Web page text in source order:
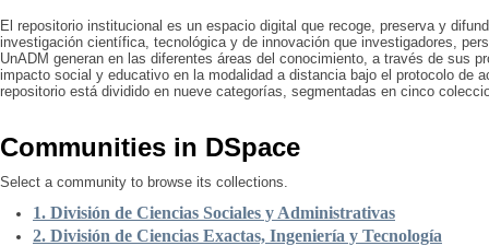
El repositorio institucional es un espacio digital que recoge, preserva y
investigación científica, tecnológica y de innovación que investigadores,
UnADM generan en las diferentes áreas del conocimiento, a través de sus
impacto social y educativo en la modalidad a distancia bajo el protocolo de
repositorio está dividido en nueve categorías, segmentadas en cinco
Communities in DSpace
Select a community to browse its collections.
1. División de Ciencias Sociales y Administrativas
2. División de Ciencias Exactas, Ingeniería y Tecnología